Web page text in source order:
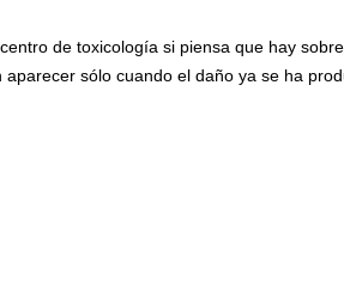
de toxicología si piensa que hay
sólo cuando el daño ya se ha